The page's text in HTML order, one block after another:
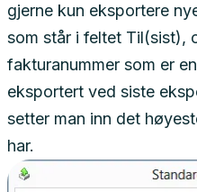
gjerne kun eksportere
som står i feltet Til(sist),
fakturanummer som er
eksportert ved siste
setter man inn det
har.